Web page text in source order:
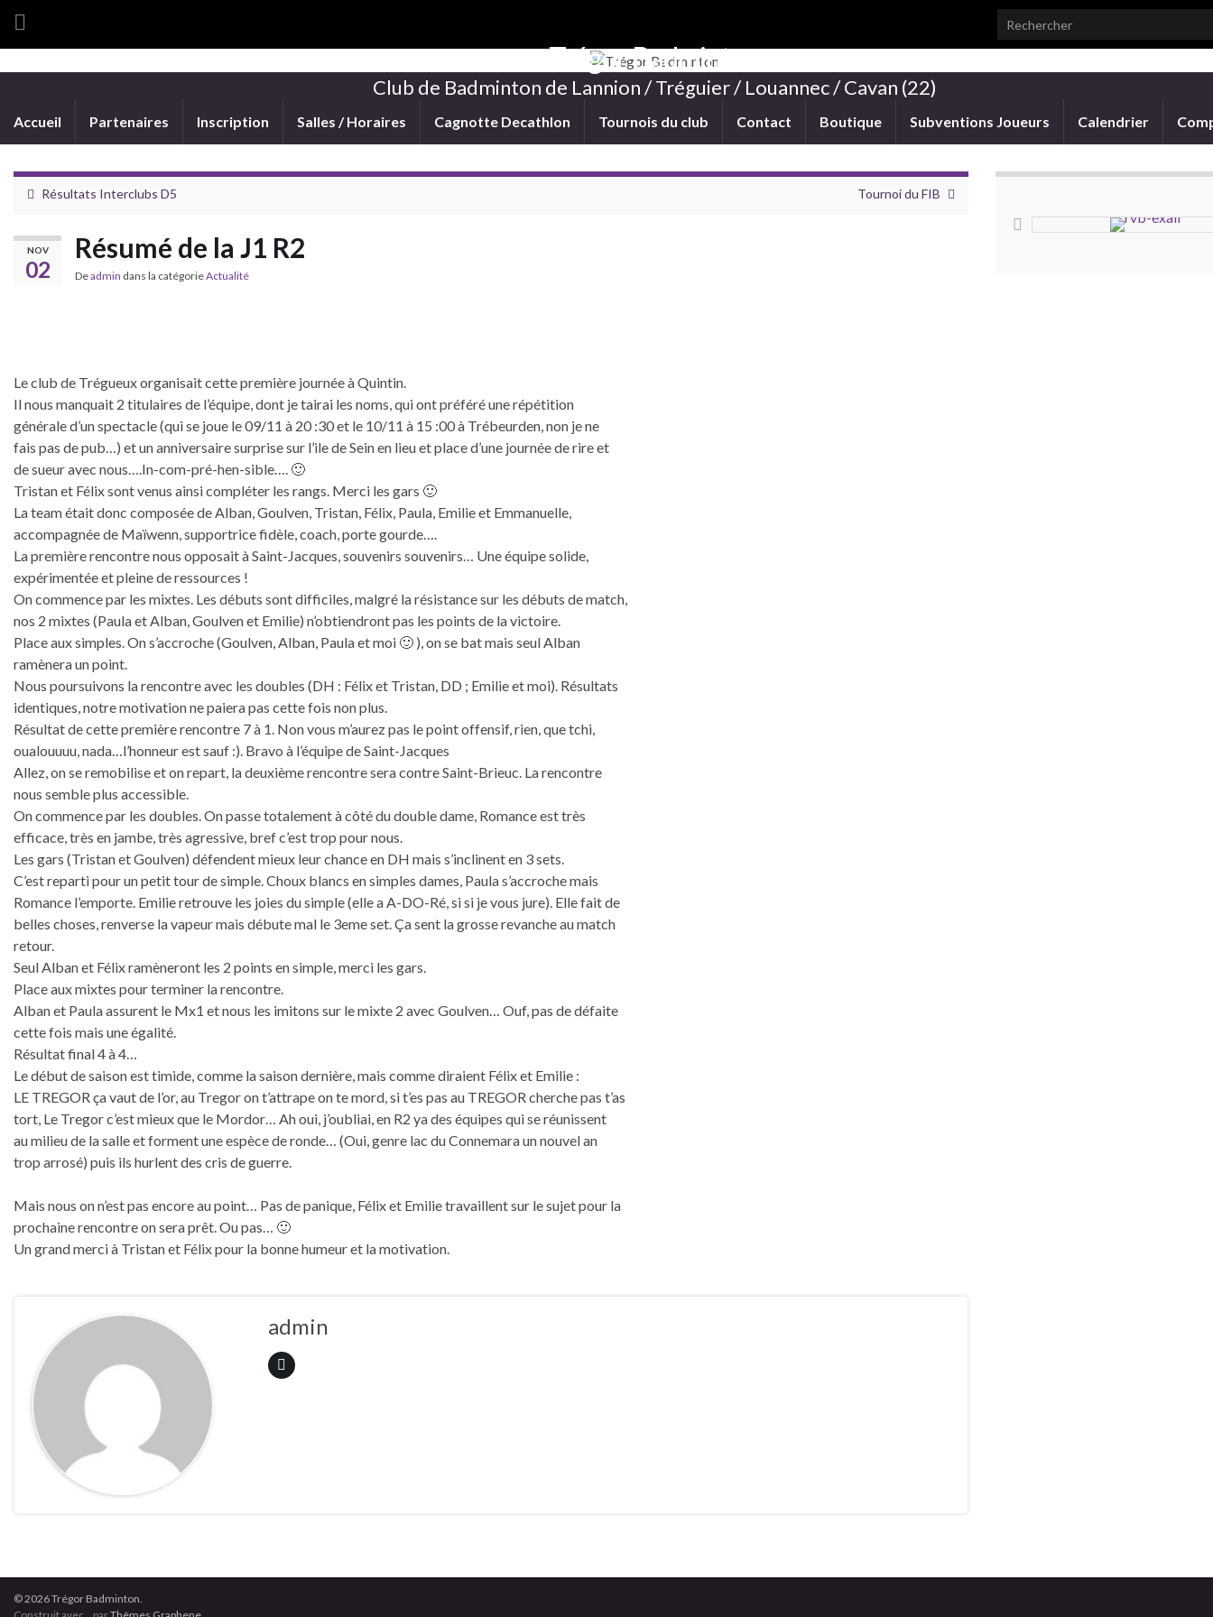
Search for:
Trégor Badminton
Club de Badminton de Lannion / Tréguier / Louannec / Cavan (22)
Accueil Partenaires Inscription Salles / Horaires Cagnotte Decathlon Tournois du club Contact Boutique Subventions Joueurs Calendrier
Résultats Interclubs D5 Tournoi du FIB
NOV
02
Résumé de la J1 R2
Deadmin dans la catégorieActualité
Le club de Trégueux organisait cette première journée à Quintin.
Il nous manquait 2 titulaires de l’équipe, dont je tairai les noms, qui ont préféré une répétition
générale d’un spectacle (qui se joue le 09/11 à 20 :30 et le 10/11 à 15 :00 à Trébeurden, non je ne
fais pas de pub…) et un anniversaire surprise sur l’ile de Sein en lieu et place d’une journée de rire et
de sueur avec nous….In-com-pré-hen-sible…. 🙂
Tristan et Félix sont venus ainsi compléter les rangs. Merci les gars 🙂
La team était donc composée de Alban, Goulven, Tristan, Félix, Paula, Emilie et Emmanuelle,
accompagnée de Maïwenn, supportrice fidèle, coach, porte gourde….
La première rencontre nous opposait à Saint-Jacques, souvenirs souvenirs… Une équipe solide,
expérimentée et pleine de ressources !
On commence par les mixtes. Les débuts sont difficiles, malgré la résistance sur les débuts de match,
nos 2 mixtes (Paula et Alban, Goulven et Emilie) n’obtiendront pas les points de la victoire.
Place aux simples. On s’accroche (Goulven, Alban, Paula et moi 🙂 ), on se bat mais seul Alban
ramènera un point.
Nous poursuivons la rencontre avec les doubles (DH : Félix et Tristan, DD ; Emilie et moi). Résultats
identiques, notre motivation ne paiera pas cette fois non plus.
Résultat de cette première rencontre 7 à 1. Non vous m’aurez pas le point offensif, rien, que tchi,
oualouuuu, nada…l’honneur est sauf :). Bravo à l’équipe de Saint-Jacques
Allez, on se remobilise et on repart, la deuxième rencontre sera contre Saint-Brieuc. La rencontre
nous semble plus accessible.
On commence par les doubles. On passe totalement à côté du double dame, Romance est très
efficace, très en jambe, très agressive, bref c’est trop pour nous.
Les gars (Tristan et Goulven) défendent mieux leur chance en DH mais s’inclinent en 3 sets.
C’est reparti pour un petit tour de simple. Choux blancs en simples dames, Paula s’accroche mais
Romance l’emporte. Emilie retrouve les joies du simple (elle a A-DO-Ré, si si je vous jure). Elle fait de
belles choses, renverse la vapeur mais débute mal le 3eme set. Ça sent la grosse revanche au match
retour.
Seul Alban et Félix ramèneront les 2 points en simple, merci les gars.
Place aux mixtes pour terminer la rencontre.
Alban et Paula assurent le Mx1 et nous les imitons sur le mixte 2 avec Goulven… Ouf, pas de défaite
cette fois mais une égalité.
Résultat final 4 à 4…
Le début de saison est timide, comme la saison dernière, mais comme diraient Félix et Emilie :
LE TREGOR ça vaut de l’or, au Tregor on t’attrape on te mord, si t’es pas au TREGOR cherche pas t’as
tort, Le Tregor c’est mieux que le Mordor… Ah oui, j’oubliai, en R2 ya des équipes qui se réunissent
au milieu de la salle et forment une espèce de ronde… (Oui, genre lac du Connemara un nouvel an
trop arrosé) puis ils hurlent des cris de guerre.
Mais nous on n’est pas encore au point… Pas de panique, Félix et Emilie travaillent sur le sujet pour la
prochaine rencontre on sera prêt. Ou pas… 🙂
Un grand merci à Tristan et Félix pour la bonne humeur et la motivation.
admin
© 2026 Trégor Badminton.